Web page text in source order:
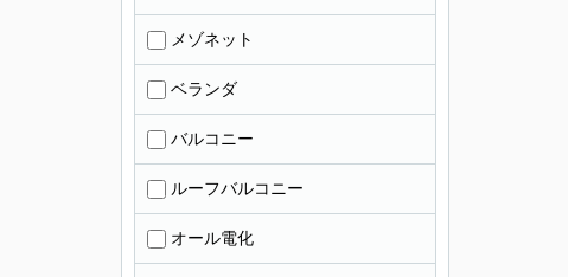
メゾネット
ベランダ
バルコニー
ルーフバルコニー
オール電化